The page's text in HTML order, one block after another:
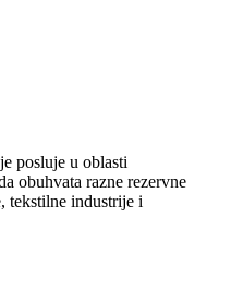
posluje u oblasti
obuhvata razne rezervne
tekstilne industrije i